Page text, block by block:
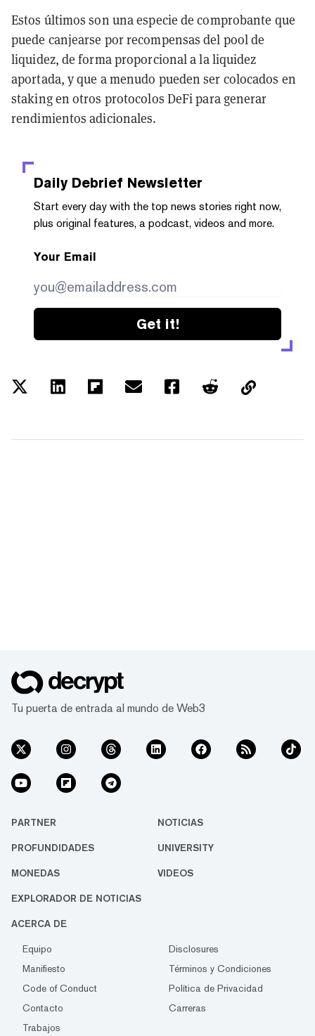
Estos últimos son una especie de comprobante que
puede canjearse por recompensas del pool de
liquidez, de forma proporcional a la liquidez
aportada, y que a menudo pueden ser colocados en
staking en otros protocolos DeFi para generar
rendimientos adicionales.
Daily Debrief Newsletter
Start every day with the top news stories right now,
plus original features, a podcast, videos and more.
Your Email
Get it!
Tu puerta de entrada al mundo de Web3
PARTNER NOTICIAS
PROFUNDIDADES UNIVERSITY
MONEDAS VIDEOS
EXPLORADOR DE NOTICIAS
ACERCA DE
Equipo
Disclosures
Manifiesto
Términos y Condiciones
Code of Conduct
Política de Privacidad
Contacto
Carreras
Trabajos